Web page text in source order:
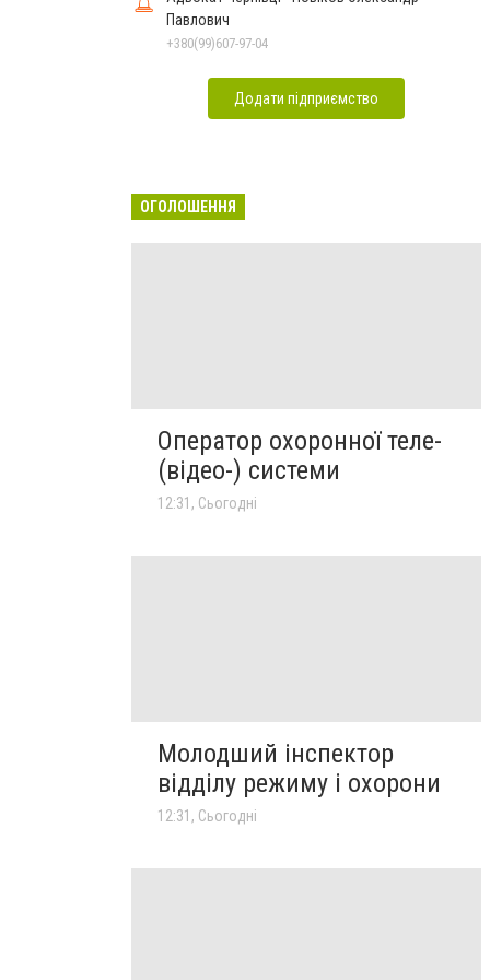
Павлович
+380(99)607-97-04
Додати підприємство
ОГОЛОШЕННЯ
Оператор охоронної теле-
(відео-) системи
12:31, Сьогодні
Молодший інспектор
відділу режиму і охорони
12:31, Сьогодні